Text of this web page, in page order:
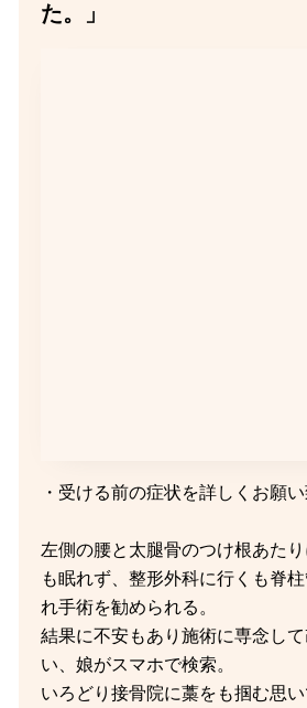
た。」
・受ける前の症状を詳しくお願
左側の腰と太腿骨のつけ根あた
も眠れず、整形外科に行くも脊
れ手術を勧められる。
結果に不安もあり施術に専念し
い、娘がスマホで検索。
いろどり接骨院に藁をも掴む思